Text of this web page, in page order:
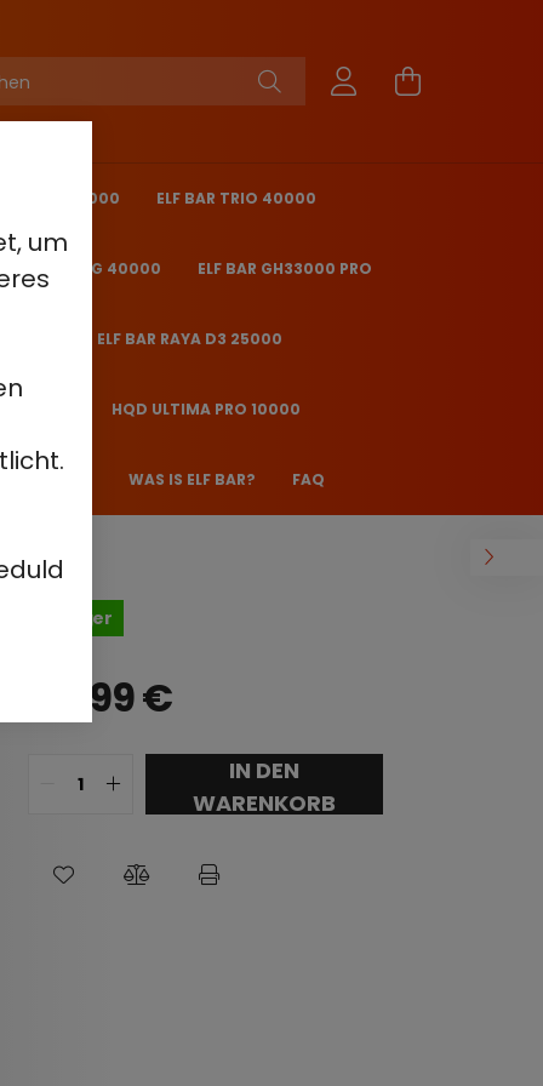
um
PRO 40000 ELF BAR TRIO 40000
BAR ICE KING 40000 ELF BAR GH33000 PRO
ELF BAR RAYA D3 25000
HQD ULTIMA PRO 10000
WAS IS ELF BAR? FAQ
Auf Lager
44,99€
IN DEN
WARENKORB